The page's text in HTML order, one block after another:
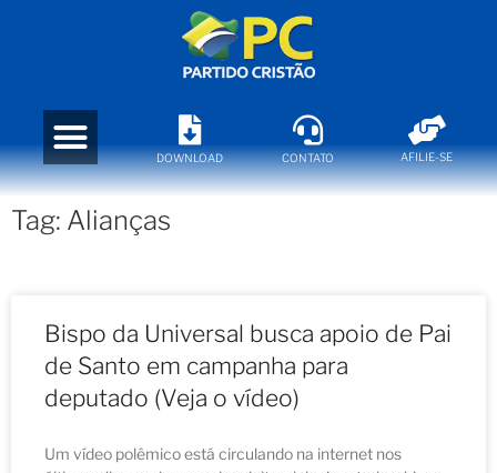
DOWNLOAD CONTATO AFILIE-SE
Tag: Alianças
Bispo da Universal busca apoio de Pai
de Santo em campanha para
deputado (Veja o vídeo)
Um vídeo polêmico está circulando na internet nos